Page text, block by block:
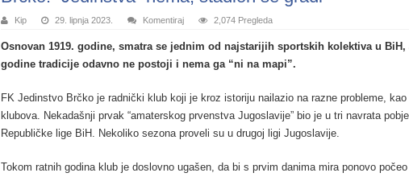
Kip 29. lipnja 2023. Komentiraj 2,074 Pregleda
Osnovan 1919. godine, smatra se jednim od najstarijih sportskih kolektiva u BiH,
godine tradicije odavno ne postoji i nema ga “ni na mapi”.
FK Jedinstvo Brčko je radnički klub koji je kroz istoriju nailazio na razne probleme,
klubova. Nekadašnji prvak “amaterskog prvenstva Jugoslavije” bio je u tri navrata
Republičke lige BiH. Nekoliko sezona proveli su u drugoj ligi Jugoslavije.
Tokom ratnih godina klub je doslovno ugašen, da bi s prvim danima mira ponovo